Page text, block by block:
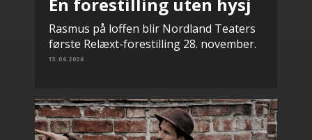
Rasmus på loffen blir Nordland Teaters
første Relæxt-forestilling 28. november.
15.06.2026